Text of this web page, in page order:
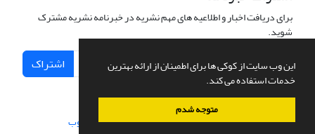
این وب سایت از کوکی ها برای اطمینان از ارائه بهترین
خدمات استفاده می کند.
متوجه شدم
برای دریافت اخبار و اطلاعیه های مهم نشریه در خبرنامه نشریه مشترک
شوید.
اشتراک
سامانه مدیریت نشریات علمی.طراحی و پیاده سازی از سیناوب